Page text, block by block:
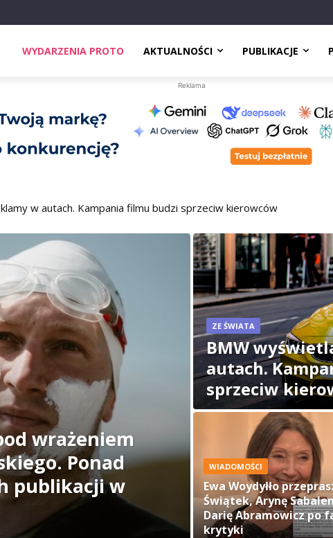
WYDARZENIA PROTO AKTUALNOŚCI PUBLIKACJE
Reklama
w autach. Kampania filmu budzi sprzeciw kierowców
wrażeniem
Ponad
publikacji w
ZE ŚWIATA
BMW
autach.
sprzeciw
WIADOMOŚCI
Ewa Woydyłło
Świątek, Arynę
Darię Abramowicz po
krytyki